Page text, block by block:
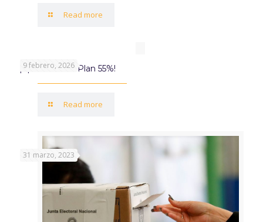
Read more
9 febrero, 2026
¡Aprovechá el Plan 55%!
Read more
31 marzo, 2023